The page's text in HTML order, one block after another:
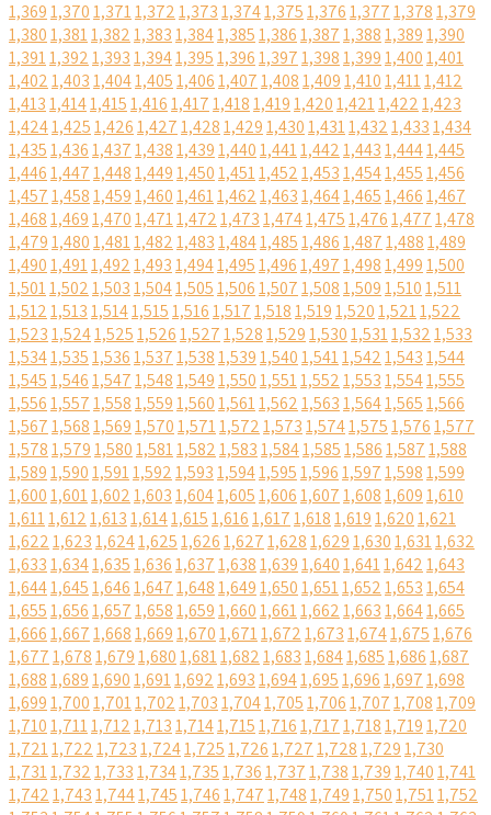
1,3691,3701,3711,3721,3731,3741,3751,3761,3771,3781,379
1,3801,3811,3821,3831,3841,3851,3861,3871,3881,3891,390
1,3911,3921,3931,3941,3951,3961,3971,3981,3991,4001,401
1,4021,4031,4041,4051,4061,4071,4081,4091,4101,4111,412
1,4131,4141,4151,4161,4171,4181,4191,4201,4211,4221,423
1,4241,4251,4261,4271,4281,4291,4301,4311,4321,4331,434
1,4351,4361,4371,4381,4391,4401,4411,4421,4431,4441,445
1,4461,4471,4481,4491,4501,4511,4521,4531,4541,4551,456
1,4571,4581,4591,4601,4611,4621,4631,4641,4651,4661,467
1,4681,4691,4701,4711,4721,4731,4741,4751,4761,4771,478
1,4791,4801,4811,4821,4831,4841,4851,4861,4871,4881,489
1,4901,4911,4921,4931,4941,4951,4961,4971,4981,4991,500
1,5011,5021,5031,5041,5051,5061,5071,5081,5091,5101,511
1,5121,5131,5141,5151,5161,5171,5181,5191,5201,5211,522
1,5231,5241,5251,5261,5271,5281,5291,5301,5311,5321,533
1,5341,5351,5361,5371,5381,5391,5401,5411,5421,5431,544
1,5451,5461,5471,5481,5491,5501,5511,5521,5531,5541,555
1,5561,5571,5581,5591,5601,5611,5621,5631,5641,5651,566
1,5671,5681,5691,5701,5711,5721,5731,5741,5751,5761,577
1,5781,5791,5801,5811,5821,5831,5841,5851,5861,5871,588
1,5891,5901,5911,5921,5931,5941,5951,5961,5971,5981,599
1,6001,6011,6021,6031,6041,6051,6061,6071,6081,6091,610
1,6111,6121,6131,6141,6151,6161,6171,6181,6191,6201,621
1,6221,6231,6241,6251,6261,6271,6281,6291,6301,6311,632
1,6331,6341,6351,6361,6371,6381,6391,6401,6411,6421,643
1,6441,6451,6461,6471,6481,6491,6501,6511,6521,6531,654
1,6551,6561,6571,6581,6591,6601,6611,6621,6631,6641,665
1,6661,6671,6681,6691,6701,6711,6721,6731,6741,6751,676
1,6771,6781,6791,6801,6811,6821,6831,6841,6851,6861,687
1,6881,6891,6901,6911,6921,6931,6941,6951,6961,6971,698
1,6991,7001,7011,7021,7031,7041,7051,7061,7071,7081,709
1,7101,7111,7121,7131,7141,7151,7161,7171,7181,7191,720
1,7211,7221,7231,7241,7251,7261,7271,7281,7291,730
1,7311,7321,7331,7341,7351,7361,7371,7381,7391,7401,741
1,7421,7431,7441,7451,7461,7471,7481,7491,7501,7511,752